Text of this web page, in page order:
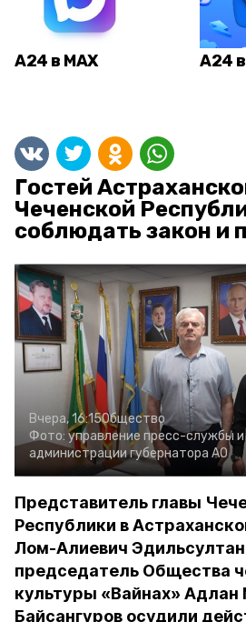
А24 в MAX А24
Гостей
Чеченской
соблюдать закон и
Вчера, 16:15Общество
Фото: управление пресс-службы
администрации губернатора АО
Представитель главы
Республики в
Лом-Алиевич
председатель Общества
культуры «Вайнах» Адлан
Байсангуров осудили